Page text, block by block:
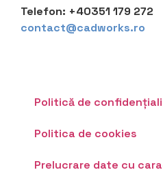
Telefon: +40351 179 272
contact@cadworks.ro
Politică de
Politica de cookies
Prelucrare date cu